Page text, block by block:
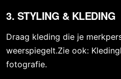
3. STYLING & KLEDING
Draag kleding die je
weerspiegelt.Zie ook:
fotografie.